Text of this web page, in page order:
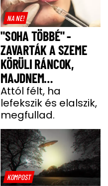
NA NE!
"SOHA TÖBBÉ" -
ZAVARTÁK A SZEME
KÖRÜLI RÁNCOK,
MAJDNEM
MEGFULLADT A BOTOX
MIATT
Attól félt, ha
lefekszik és elalszik,
megfullad.
KOMPOST